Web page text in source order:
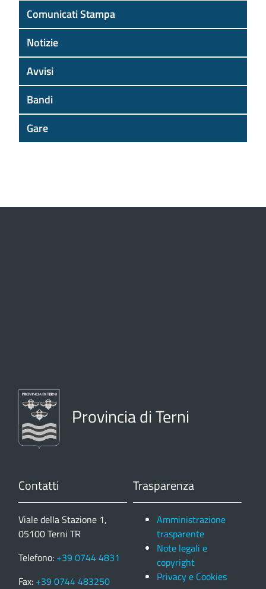
Comunicati Stampa
Notizie
Avvisi
Bandi
Gare
Provincia di Terni
Contatti
Viale della Stazione 1,
05100 Terni TR
Telefono: +39 0744 4831
Fax: +39 0744 483250
Trasparenza
Amministrazione
trasparente
Note legali e
copyright
Privacy e Cookies